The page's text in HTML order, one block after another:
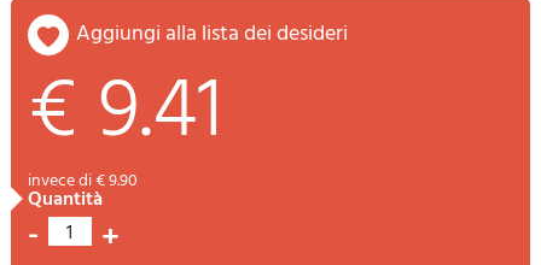
aggiungi alla lista dei desideri
€ 9.41
invece di € 9.90
quantità
- 1 +